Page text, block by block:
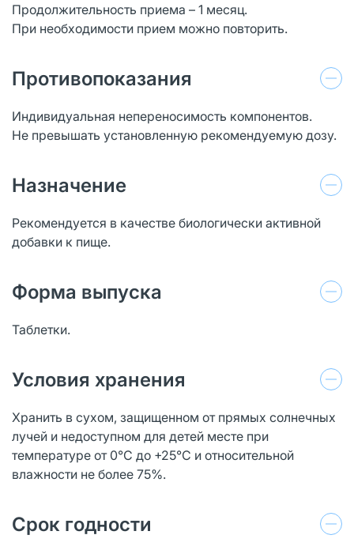
Продолжительность приема – 1 месяц.
При необходимости прием можно повторить.
Противопоказания
Индивидуальная непереносимость компонентов.
Не превышать установленную рекомендуемую дозу.
Назначение
Рекомендуется в качестве биологически активной
добавки к пище.
Форма выпуска
Таблетки.
Условия хранения
Хранить в сухом, защищенном от прямых солнечных
лучей и недоступном для детей месте при
температуре от 0°С до +25°С и относительной
влажности не более 75%.
Срок годности